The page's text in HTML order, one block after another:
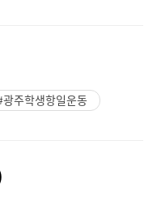
광주학생항일운동